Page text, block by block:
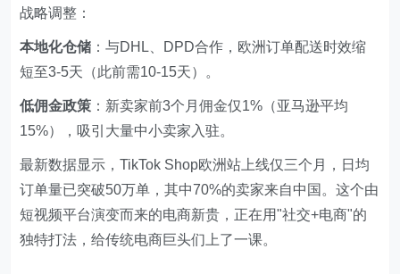
战略调整：
本地化仓储 ：与DHL、DPD合作，欧洲订单配送时效缩
短至3-5天（此前需10-15天）。
低佣金政策 ：新卖家前3个月佣金仅1%（亚马逊平均
15%），吸引大量中小卖家入驻。
最新数据显示，TikTok Shop欧洲站上线仅三个月，日均
订单量已突破50万单，其中70%的卖家来自中国。这个由
短视频平台演变而来的电商新贵，正在用"社交+电商"的
独特打法，给传统电商巨头们上了一课。